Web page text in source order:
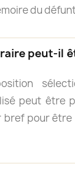
du
peut-il
peut être
pour être